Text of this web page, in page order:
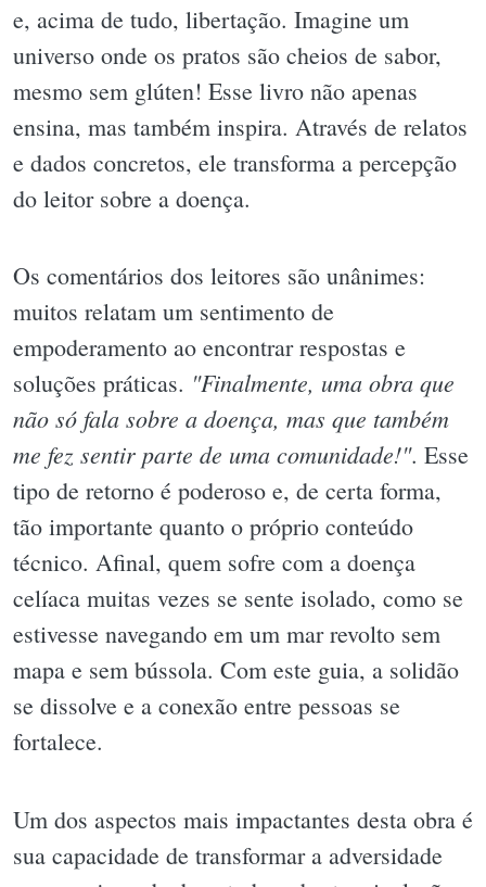
e, acima de tudo, libertação. Imagine um
universo onde os pratos são cheios de sabor,
mesmo sem glúten! Esse livro não apenas
ensina, mas também inspira. Através de relatos
e dados concretos, ele transforma a percepção
do leitor sobre a doença.
Os comentários dos leitores são unânimes:
muitos relatam um sentimento de
empoderamento ao encontrar respostas e
soluções práticas. "Finalmente, uma obra que
não só fala sobre a doença, mas que também
me fez sentir parte de uma comunidade!". Esse
tipo de retorno é poderoso e, de certa forma,
tão importante quanto o próprio conteúdo
técnico. Afinal, quem sofre com a doença
celíaca muitas vezes se sente isolado, como se
estivesse navegando em um mar revolto sem
mapa e sem bússola. Com este guia, a solidão
se dissolve e a conexão entre pessoas se
fortalece.
Um dos aspectos mais impactantes desta obra é
sua capacidade de transformar a adversidade